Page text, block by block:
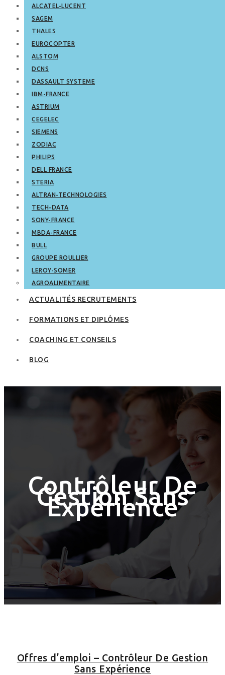
ALCATEL-LUCENT
SAGEM
THALES
EUROCOPTER
ALSTOM
DCNS
DASSAULT SYSTEME
IBM-FRANCE
ASTRIUM
CEGELEC
SIEMENS
ZODIAC
PHILIPS
DELL FRANCE
STERIA
ALTRAN-TECHNOLOGIES
TECH-DATA
SONY-FRANCE
MBDA-FRANCE
BULL
GROUPE ROULLIER
LEROY-SOMER
AGROALIMENTAIRE
ACTUALITÉS RECRUTEMENTS
FORMATIONS ET DIPLÔMES
COACHING ET CONSEILS
BLOG
Contrôleur De
Gestion Sans
Expérience
Offres d’emploi – Contrôleur De Gestion
Sans Expérience